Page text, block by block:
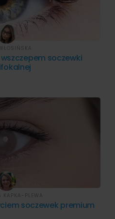
soczewki
soczewek premium
KAPKA-PLEWA